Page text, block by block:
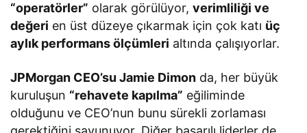
“operatörler” olarak görülüyor,verimliliği ve
değeri en üst düzeye çıkarmak için çok katı üç
aylık performans ölçümleri altında çalışıyorlar.
JPMorgan CEO’su Jamie Dimon da, her büyük
kuruluşun “rehavete kapılma” eğiliminde
olduğunu ve CEO’nun bunu sürekli zorlaması